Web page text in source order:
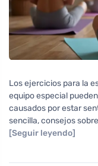
Los ejercicios para la
equipo especial
causados por estar
sencilla, consejos
[Seguir leyendo]